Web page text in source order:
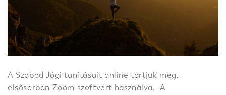
A Szabad Jógi tanításait online tartjuk meg,
elsősorban Zoom szoftvert használva. A